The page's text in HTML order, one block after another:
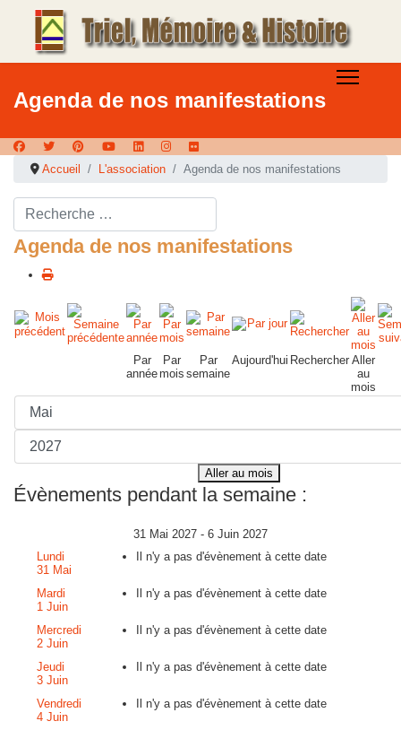
Agenda de nos manifestations
Accueil L'association Agenda de nos manifestations
Rechercher ...
Agenda de nos manifestations
Par
année
Par
mois
Par
semaine
Aujourd'hui Rechercher Aller
au
mois
Aller au mois
Évènements pendant la semaine :
31 Mai 2027 - 6 Juin 2027
Lundi
31 Mai
Il n'y a pas d'évènement à cette date
Mardi
1 Juin
Il n'y a pas d'évènement à cette date
Mercredi
2 Juin
Il n'y a pas d'évènement à cette date
Jeudi
3 Juin
Il n'y a pas d'évènement à cette date
Vendredi
4 Juin
Il n'y a pas d'évènement à cette date